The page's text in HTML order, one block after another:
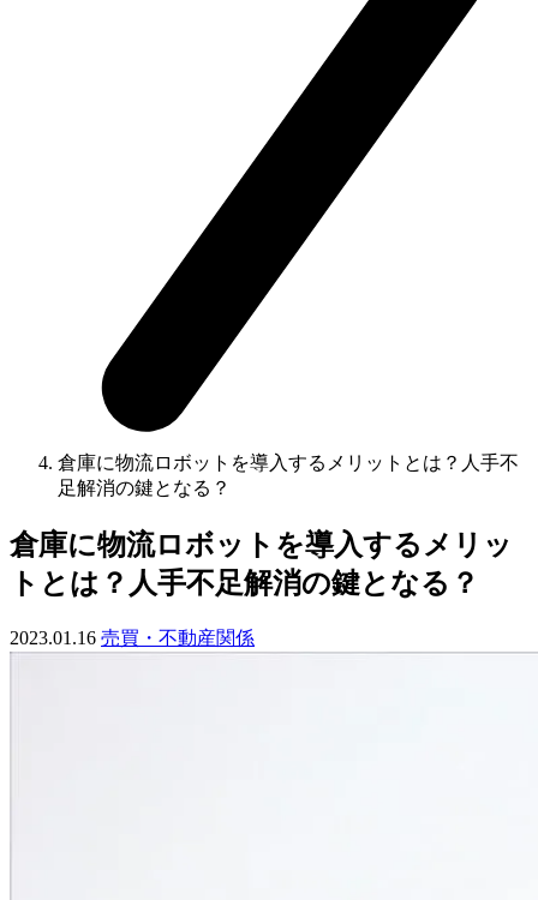
倉庫に物流ロボットを導入するメリットとは？人手不
足解消の鍵となる？
倉庫に物流ロボットを導入するメリッ
トとは？人手不足解消の鍵となる？
2023.01.16 売買・不動産関係